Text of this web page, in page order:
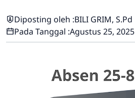
Diposting oleh :BILI GRIM, S.Pd
Pada Tanggal :Agustus 25, 2025